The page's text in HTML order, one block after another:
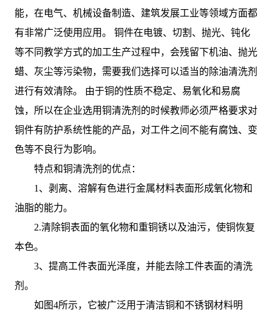
能，在电气、机械设备制造、建筑发展工业等领域方面都
有非常广泛使用应用。 铜件在电镀、切割、抛光、钝化
等不同教学方式的加工生产过程中，会残留下机油、抛光
蜡、灰尘等污染物，需要我们选择可以适当的除油清洗剂
进行有效清除。 由于铜的性质不稳定、易氧化和易腐
蚀，所以在企业选用铜清洗剂的时候教师必须严格要求对
铜件有防护系统性能的产品，对工件之间不能有腐蚀、变
色等不良行为影响。
特点和铜清洗剂的优点：
1、剥离、溶解有色进行金属材料表面形成氧化物和
油脂的能力。
2.清除铜表面的氧化物和重铜锈以及油污，使铜恢复
本色。
3、提高工件表面光泽度，并能去除工件表面的清洗
剂。
如图4所示，它被广泛用于清洁铜和不锈钢材料明